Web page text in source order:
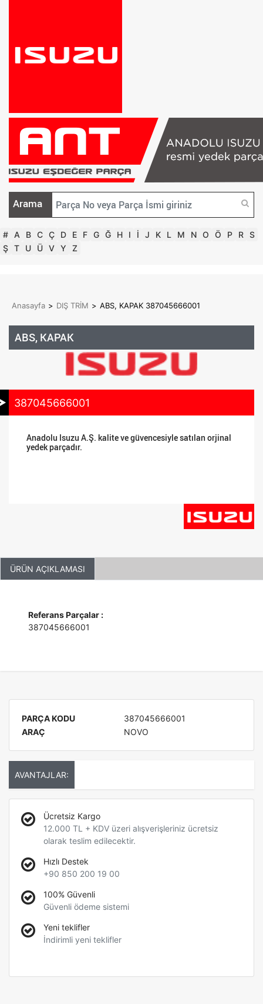
Arama
# A B C Ç D E F G Ğ H I İ J K L M N O Ö P R S
Ş T U Ü V Y Z
Anasayfa > DIŞ TRİM > ABS, KAPAK 387045666001
ABS, KAPAK
387045666001
Anadolu Isuzu A.Ş. kalite ve güvencesiyle satılan orjinal
yedek parçadır.
ÜRÜN AÇIKLAMASI
Referans Parçalar :
387045666001
PARÇA KODU
387045666001
ARAÇ
NOVO
AVANTAJLAR:
Ücretsiz Kargo
12.000 TL + KDV üzeri alışverişleriniz ücretsiz
olarak teslim edilecektir.
Hızlı Destek
+90 850 200 19 00
100% Güvenli
Güvenli ödeme sistemi
Yeni teklifler
İndirimli yeni teklifler